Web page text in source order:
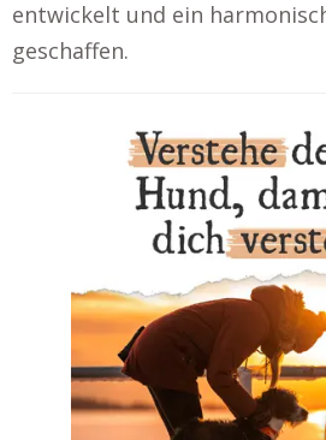
entwickelt und ein
geschaffen.